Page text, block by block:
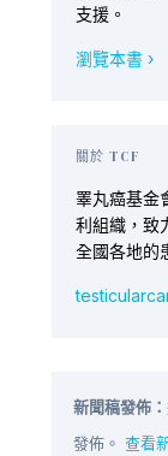
支援。
瀏覽本書 ›
關於 TCF
睪丸癌基金
利組織，致
全國各地的
新聞稿發佈：
發佈。 查看